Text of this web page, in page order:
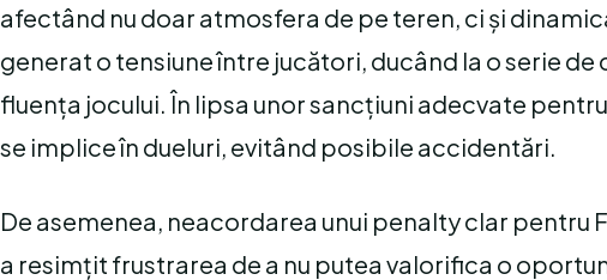
afectând nu doar atmosfera de pe teren, ci și
generat o tensiune între jucători, ducând la o serie
fluența jocului. În lipsa unor sancțiuni adecvate
se implice în dueluri, evitând posibile accidentări.
De asemenea, neacordarea unui penalty clar
a resimțit frustrarea de a nu putea valorifica o